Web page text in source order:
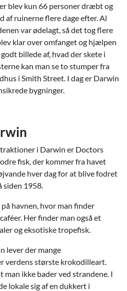
blev kun 66 personer dræbt og
af ruinerne flere dage efter. Al
var ødelagt, så det tog flere
klar over omfanget og hjælpen
billede af, hvad der skete i
kan man se to stumper fra
i Smith Street. I dag er Darwin
bygninger.
i Darwin er Doctors
fisk, der kommer fra havet
hver dag for at blive fodret
siden 1958.
havnen, hvor man finder
Her finder man også et
og eksotiske tropefisk.
lever der mange
verdens største krokodilleart.
man ikke bader ved strandene. I
lokale sig af en dukkert i